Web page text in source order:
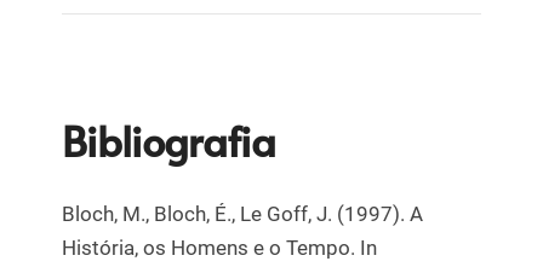
Bibliografia
Bloch, M., Bloch, É., Le Goff, J. (1997). A
História, os Homens e o Tempo. In